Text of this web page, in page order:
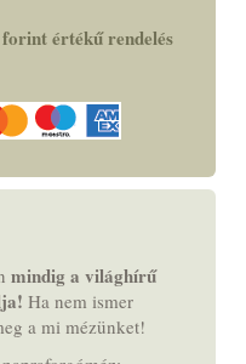
forintértékű rendelés
mindig a világhírű
Ha nem ismer
a mi mézünket!